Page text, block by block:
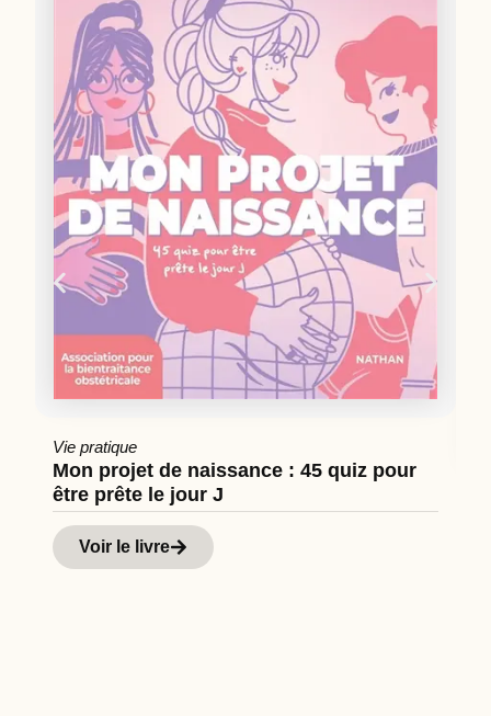
Vie pratique
Mon projet de naissance : 45 quiz pour
être prête le jour J
Voir le livre